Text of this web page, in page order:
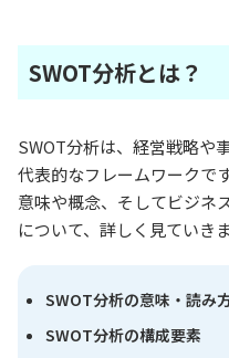
SWOT分析とは？
SWOT分析は、経営戦略や
代表的なフレームワークで
意味や概念、そしてビジネ
について、詳しく見ていき
SWOT分析の意味・読み
SWOT分析の構成要素